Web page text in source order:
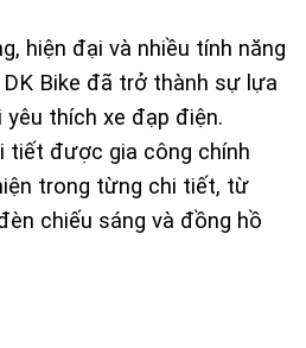
hiện đại và nhiều tính năng
Bike đã trở thành sự lựa
thích xe đạp điện.
tiết được gia công chính
trong từng chi tiết, từ
chiếu sáng và đồng hồ